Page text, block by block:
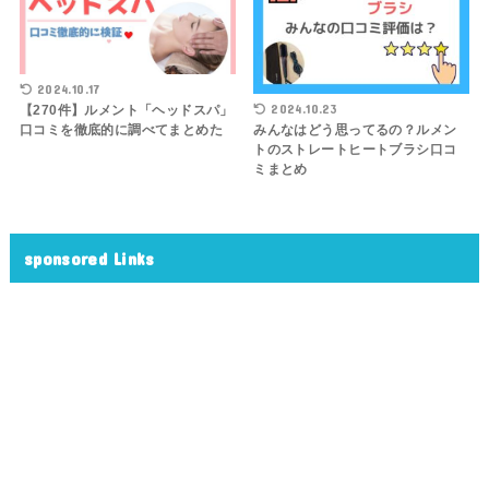
2024.10.17
【270件】ルメント「ヘッドスパ」
口コミを徹底的に調べてまとめた
2024.10.23
みんなはどう思ってるの？ルメン
トのストレートヒートブラシ口コ
ミまとめ
sponsored Links